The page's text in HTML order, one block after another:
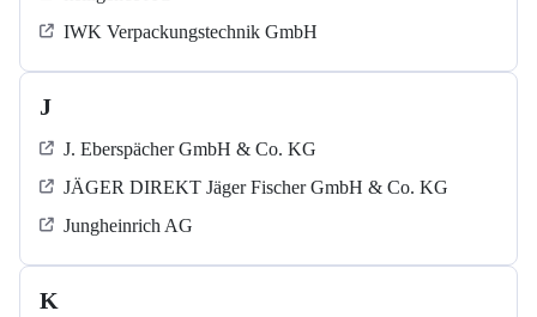
IWK Verpackungstechnik GmbH
J
J. Eberspächer GmbH & Co. KG
JÄGER DIREKT Jäger Fischer GmbH & Co. KG
Jungheinrich AG
K